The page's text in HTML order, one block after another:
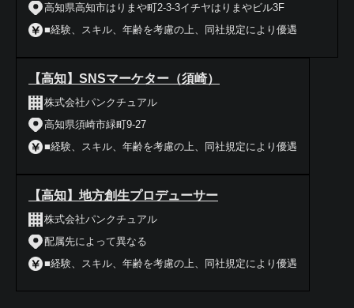
高知県高知市はりまや町2-3-3イチヤはりまやビル3F
■経験、スキル、年齢を考慮の上、同社規定により優遇
【高知】SNSマーケター（須崎）
株式会社パンクチュアル
高知県須崎市緑町9-27
■経験、スキル、年齢を考慮の上、同社規定により優遇
【高知】地方創生プロデューサー
株式会社パンクチュアル
配属先によって異なる
■経験、スキル、年齢を考慮の上、同社規定により優遇